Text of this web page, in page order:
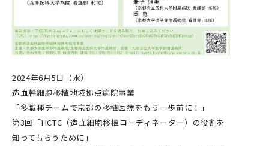
2024年6月5日（水）
造血幹細胞移植地域拠点病院事業
「多職種チームで京都の移植医療をもう一歩前に！」
第3回「HCTC（造血細胞移植コーディネーター）の役割を
知ってもらうために」